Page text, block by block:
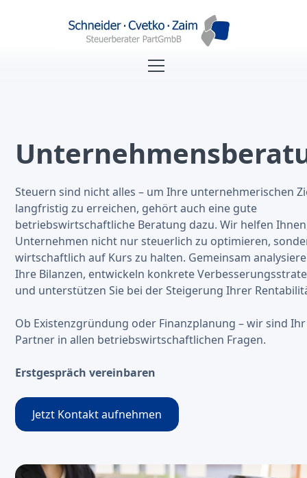
Steuern sind nicht alles – um Ihre unternehmerischen
langfristig zu erreichen, gehört auch eine gute
betriebswirtschaftliche Beratung dazu. Wir helfen
Unternehmen nicht nur steuerlich zu optimieren,
wirtschaftlich auf Kurs zu halten. Gemeinsam
Ihre Bilanzen, entwickeln konkrete
und unterstützen Sie bei der Steigerung Ihrer
Ob Existenzgründung oder Finanzplanung – wir sind Ihr
Partner in allen betriebswirtschaftlichen Fragen.
Erstgespräch vereinbaren
Jetzt Kontakt aufnehmen